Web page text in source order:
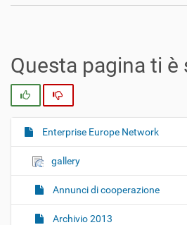
Questa pagina ti è
N
g
Enterprise Europe Network
gallery
Annunci di cooperazione
Archivio 2013